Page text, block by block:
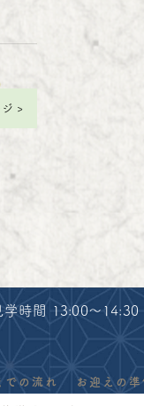
>
時間 13:00～14:30
での流れ お迎えの準